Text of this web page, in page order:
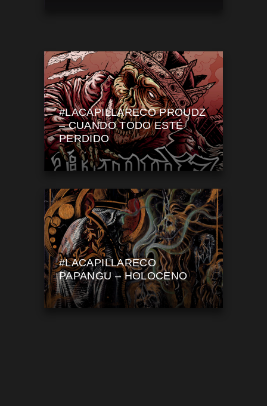
#LACAPILLARECO PROUDZ
– CUANDO TODO ESTÉ
PERDIDO
#LACAPILLARECO
PAPANGU – HOLOCENO